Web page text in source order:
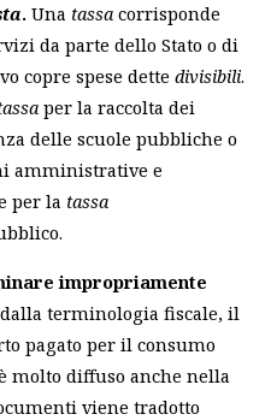
. Una tassacorrisponde
da parte dello Stato o di
copre spese dette divisibili.
per la raccolta dei
delle scuole pubbliche o
amministrative e
per la tassa
impropriamente
terminologia fiscale, il
pagato per il consumo
molto diffuso anche nella
viene tradotto